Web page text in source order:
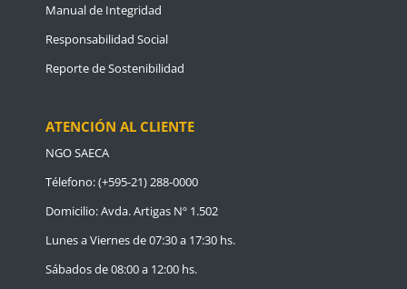
Manual de Integridad
Responsabilidad Social
Reporte de Sostenibilidad
ATENCIÓN AL CLIENTE
NGO SAECA
Télefono: (+595-21) 288-0000
Domicilio: Avda. Artigas Nº 1.502
Lunes a Viernes de 07:30 a 17:30 hs.
Sábados de 08:00 a 12:00 hs.